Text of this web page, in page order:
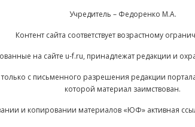
Учредитель – Федоренко М.А.
Контент сайта соответствует возрастному
на сайте u-f.ru, принадлежат редакции и
с письменного разрешения редакции
которой материал заимствован.
и копировании материалов «ЮФ» активная